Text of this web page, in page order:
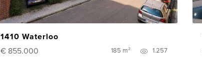
1410 Waterloo
€ 855.000
185 m² 1.257